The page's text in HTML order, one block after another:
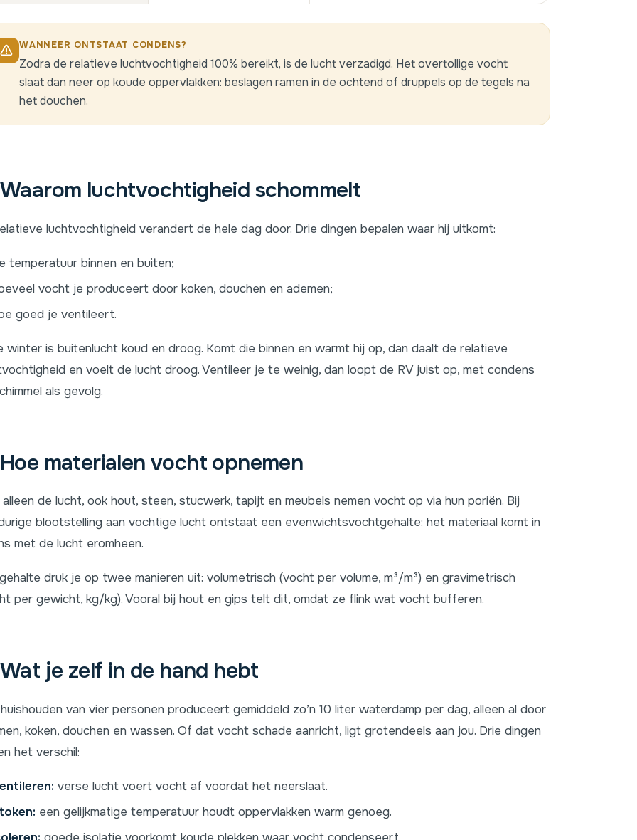
WANNEER ONTSTAAT CONDENS?
Zodra de relatieve luchtvochtigheid 100% bereikt, is de lucht verzadigd. Het overtollige vocht
slaat dan neer op koude oppervlakken: beslagen ramen in de ochtend of druppels op de tegels na
het douchen.
Waarom luchtvochtigheid schommelt
luchtvochtigheid verandert de hele dag door. Drie dingen bepalen waar hij uitkomt:
temperatuur binnen en buiten;
vocht je produceert door koken, douchen en ademen;
goed je ventileert.
winter is buitenlucht koud en droog. Komt die binnen en warmt hij op, dan daalt de relatieve
en voelt de lucht droog. Ventileer je te weinig, dan loopt de RV juist op, met condens
als gevolg.
Hoe materialen vocht opnemen
de lucht, ook hout, steen, stucwerk, tapijt en meubels nemen vocht op via hun poriën. Bij
blootstelling aan vochtige lucht ontstaat een evenwichtsvochtgehalte: het materiaal komt in
met de lucht eromheen.
druk je op twee manieren uit: volumetrisch (vocht per volume, m³/m³) en gravimetrisch
per gewicht, kg/kg). Vooral bij hout en gips telt dit, omdat ze flink wat vocht bufferen.
Wat je zelf in de hand hebt
van vier personen produceert gemiddeld zo’n 10 liter waterdamp per dag, alleen al door
koken, douchen en wassen. Of dat vocht schade aanricht, ligt grotendeels aan jou. Drie dingen
het verschil:
verse lucht voert vocht af voordat het neerslaat.
een gelijkmatige temperatuur houdt oppervlakken warm genoeg.